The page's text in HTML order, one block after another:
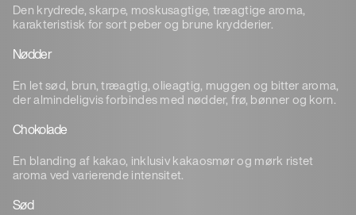
Den krydrede, skarpe, moskusagtige, træagtige aroma,
karakteristisk for sort peber og brune krydderier.
Nødder
En let sød, brun, træagtig, olieagtig, muggen og bitter aroma,
der almindeligvis forbindes med nødder, frø, bønner og korn.
Chokolade
En blanding af kakao, inklusiv kakaosmør og mørk ristet
aroma ved varierende intensitet.
Sød